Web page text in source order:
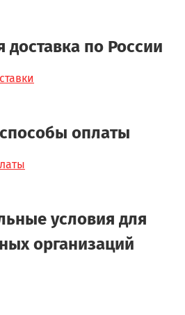
доставка по России
оплаты
условия для
организаций